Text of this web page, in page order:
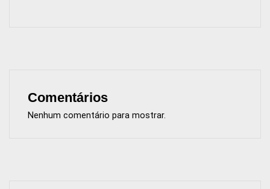
Comentários
Nenhum comentário para mostrar.